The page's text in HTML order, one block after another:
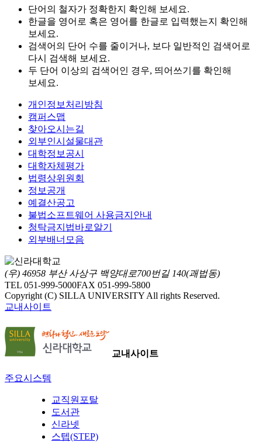
단어의 철자가 정확한지 확인해 보세요.
한글을 영어로 혹은 영어를 한글로 입력했는지 확인해
보세요.
검색어의 단어 수를 줄이거나, 보다 일반적인 검색어로
다시 검색해 보세요.
두 단어 이상의 검색어인 경우, 띄어쓰기를 확인해
보세요.
개인정보처리방침
캠퍼스맵
찾아오시는길
외부인시설물대관
대학정보공시
대학자체평가
법령상위원회
정보공개
예결산공고
불법소프트웨어 사용금지안내
청탁금지법바로알기
외부배너모음
(우) 46958 부산 사상구 백양대로700번길 140(괘법동)
TEL 051-999-5000FAX 051-999-5800
Copyright (C) SILLA UNIVERSITY All rights Reserved.
교내사이트
교내사이트
주요시스템
교직원포탈
도서관
신라넷
스텝(STEP)